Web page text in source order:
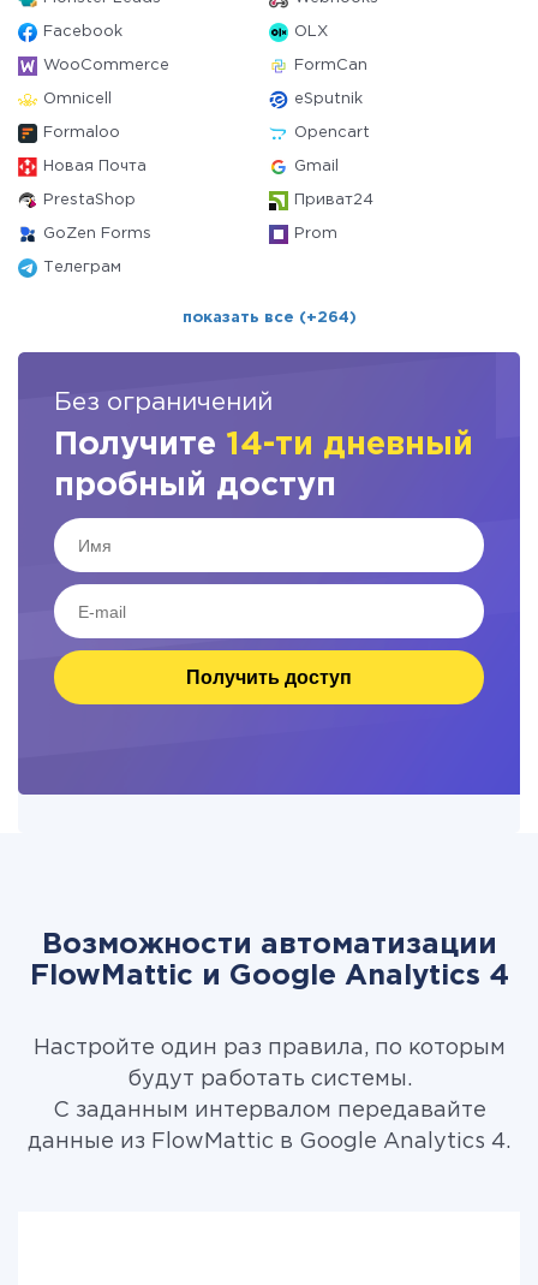
Facebook OLX
WooCommerce FormCan
Omnicell eSputnik
Formaloo Opencart
Новая Почта Gmail
PrestaShop Приват24
GoZen Forms Prom
Телеграм
показать все (+264)
Без ограничений
Получите 14-ти дневный
пробный доступ
Получить доступ
Возможности автоматизации
FlowMattic и Google Analytics 4
Настройте один раз правила, по которым
будут работать системы.
С заданным интервалом передавайте
данные из FlowMattic в Google Analytics 4.